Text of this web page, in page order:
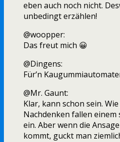
eben auch noch nicht.
unbedingt erzählen!
@woopper:
Das freut mich 😀
@Dingens:
Für’n
@Mr. Gaunt:
Klar, kann schon sein.
Nachdenken fallen einem
ein. Aber wenn die Ansage
kommt, guckt man